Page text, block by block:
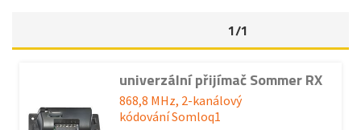
1/1
univerzální přijímač Sommer RX
868,8 MHz, 2-kanálový
kódování Somloq1